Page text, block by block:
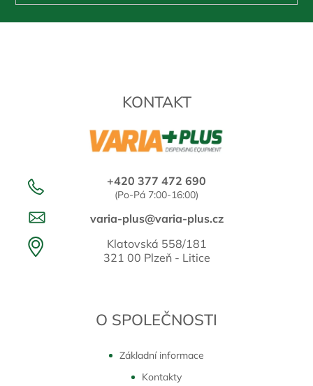
KONTAKT
+420 377 472 690
(Po-Pá 7:00-16:00)
varia-plus@varia-plus.cz
Klatovská 558/181
321 00 Plzeň - Litice
O SPOLEČNOSTI
Základní informace
Kontakty